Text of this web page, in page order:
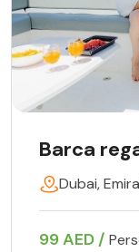
Barca
Dubai,
99 AED /